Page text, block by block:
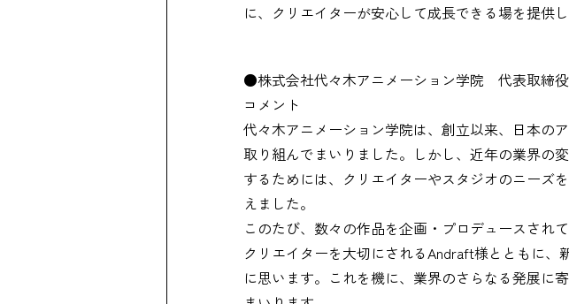
に、クリエイターが安心して成長できる場を提供
●株式会社代々木アニメーション学院 代表取締
コメント
代々木アニメーション学院は、創立以来、日本の
取り組んでまいりました。しかし、近年の業界の
するためには、クリエイターやスタジオのニーズ
えました。
このたび、数々の作品を企画・プロデュースされ
クリエイターを大切にされるAndraft様とともに
に思います。これを機に、業界のさらなる発展に